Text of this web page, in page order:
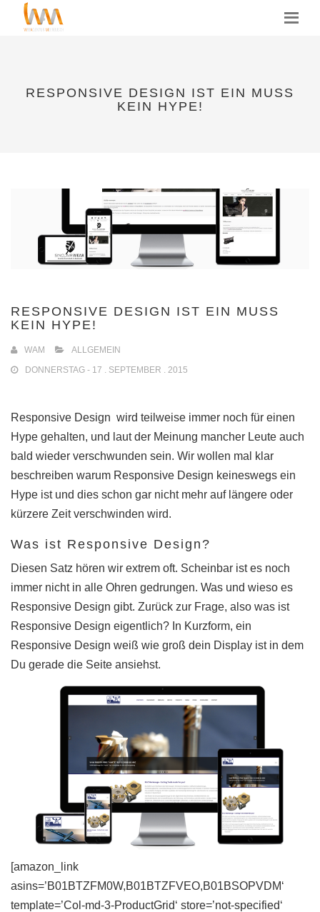
MENU
RESPONSIVE DESIGN IST EIN MUSS
KEIN HYPE!
RESPONSIVE DESIGN IST EIN MUSS
KEIN HYPE!
WAM
ALLGEMEIN
DONNERSTAG - 17 . SEPTEMBER . 2015
Responsive Design wird teilweise immer noch für einen
Hype gehalten, und laut der Meinung mancher Leute auch
bald wieder verschwunden sein. Wir wollen mal klar
beschreiben warum Responsive Design keineswegs ein
Hype ist und dies schon gar nicht mehr auf längere oder
kürzere Zeit verschwinden wird.
Was ist Responsive Design?
Diesen Satz hören wir extrem oft. Scheinbar ist es noch
immer nicht in alle Ohren gedrungen. Was und wieso es
Responsive Design gibt. Zurück zur Frage, also was ist
Responsive Design eigentlich? In Kurzform, ein
Responsive Design weiß wie groß dein Display ist in dem
Du gerade die Seite ansiehst.
[amazon_link
asins=’B01BTZFM0W,B01BTZFVEO,B01BSOPVDM‘
template=’Col-md-3-ProductGrid‘ store=’not-specified‘